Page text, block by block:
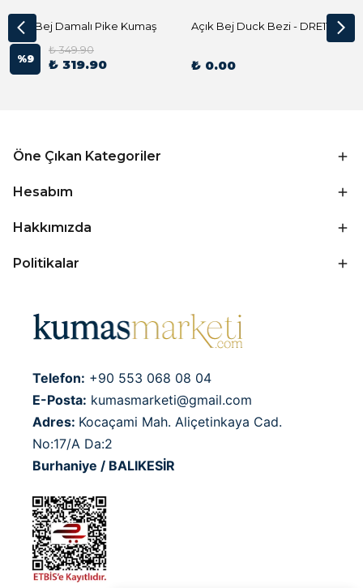
Açık Bej Damalı Pike Kumaş
%9
₺ 349.90
₺ 319.90
Açık Bej Duck Bezi - DRE1144 Kumaş Peçete
₺ 0.00
Öne Çıkan Kategoriler
Hesabım
Hakkımızda
Politikalar
Telefon: +90 553 068 08 04
E-Posta: kumasmarketi@gmail.com
Adres: Kocaçami Mah. Aliçetinkaya Cad.
No:17/A Da:2
Burhaniye / BALIKESİR